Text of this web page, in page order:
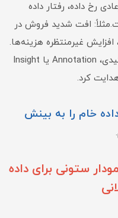
رخ داده، رفتار داده
افت شدید فروش در
غیرمنتظره هزینه‌ها.
در چنین شرایطی، می‌توان با: رنگ تأکیدی، Annotation یا Insight
خام را به بینش
ستونی برای داده